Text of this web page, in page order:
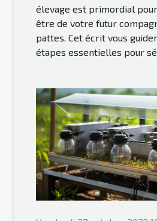
élevage est primordial
être de votre futur
pattes. Cet écrit vous
étapes essentielles pour